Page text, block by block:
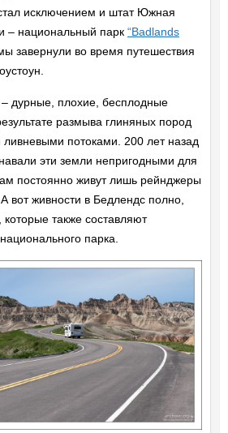
исключением и штат Южная
– национальный парк “Badlands
завернули во время путешествия
дурные, плохие, бесплодные
размыва глиняных пород
потоками. 200 лет назад
эти земли непригодными для
постоянно живут лишь рейнджеры
вот живности в Бедлендс полно,
также составляют
парка.